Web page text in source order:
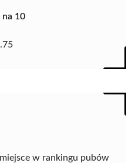
na 10
w rankingu pubów